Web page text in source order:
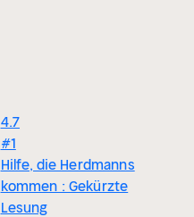
4.7
#1
Hilfe, die Herdmanns
kommen : Gekürzte
Lesung